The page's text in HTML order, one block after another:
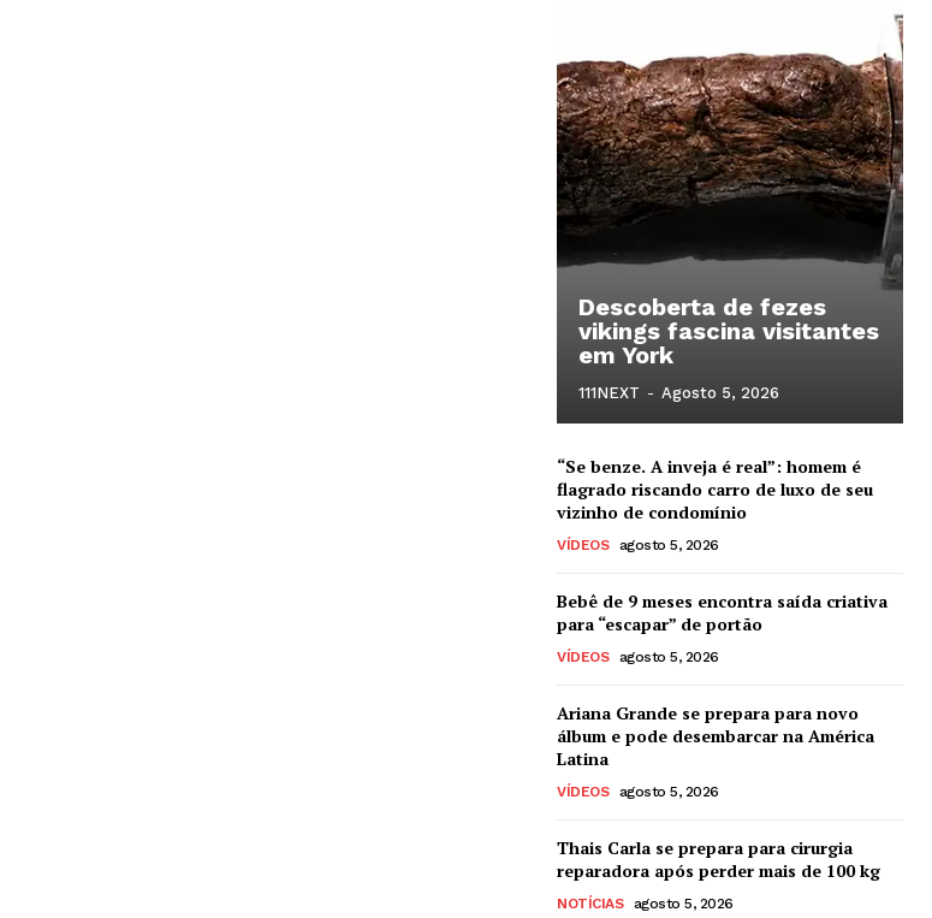
Descoberta de fezes
vikings fascina visitantes
em York
111NEXT - Agosto 5, 2026
“Se benze. A inveja é real”: homem é
flagrado riscando carro de luxo de seu
vizinho de condomínio
VÍDEOS agosto 5, 2026
Bebê de 9 meses encontra saída criativa
para “escapar” de portão
VÍDEOS agosto 5, 2026
Ariana Grande se prepara para novo
álbum e pode desembarcar na América
Latina
VÍDEOS agosto 5, 2026
Thais Carla se prepara para cirurgia
reparadora após perder mais de 100 kg
NOTÍCIAS agosto 5, 2026